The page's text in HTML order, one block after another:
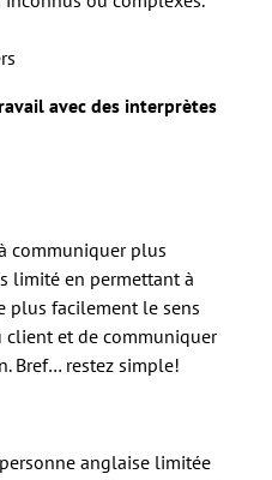
avec des interprètes
communiquer plus
limité en permettant à
plus facilement le sens
et de communiquer
Bref… restez simple!
anglaise limitée